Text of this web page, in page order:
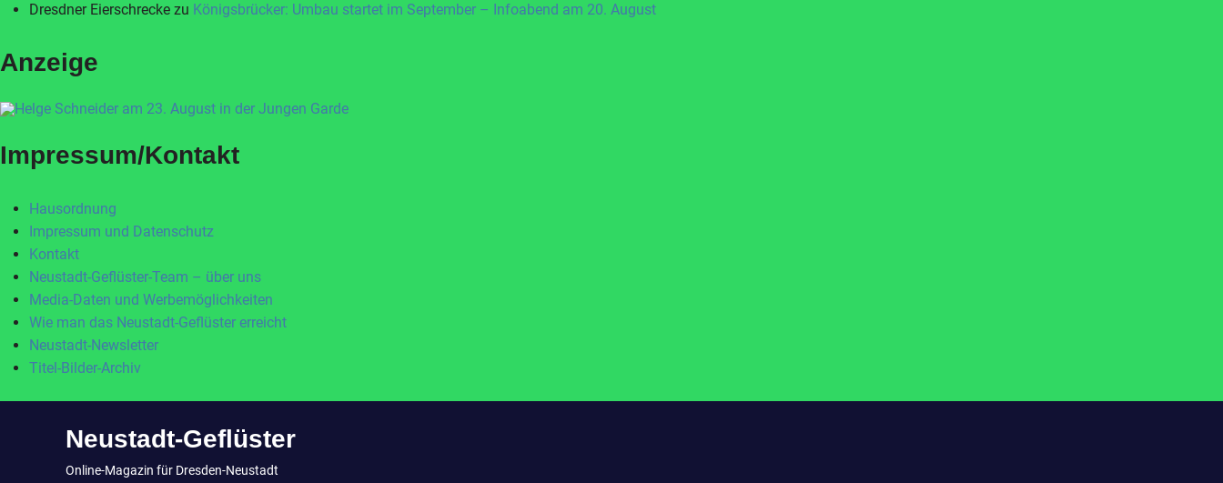
Dresdner Eierschrecke zu Königsbrücker: Umbau startet im September – Infoabend am 20. August
Anzeige
Impressum/Kontakt
Hausordnung
Impressum und Datenschutz
Kontakt
Neustadt-Geflüster-Team – über uns
Media-Daten und Werbemöglichkeiten
Wie man das Neustadt-Geflüster erreicht
Neustadt-Newsletter
Titel-Bilder-Archiv
Neustadt-Geflüster
Online-Magazin für Dresden-Neustadt